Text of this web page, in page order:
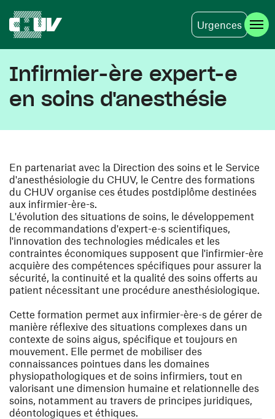
Urgences
Infirmier-ère expert-e
en soins d'anesthésie
En partenariat avec la Direction des soins et le Service
d'anesthésiologie du CHUV, le Centre des formations
du CHUV organise ces études postdiplôme destinées
aux infirmier-ère-s.
L'évolution des situations de soins, le développement
de recommandations d'expert-e-s scientifiques,
l'innovation des technologies médicales et les
contraintes économiques supposent que l'infirmier-ère
acquière des compétences spécifiques pour assurer la
sécurité, la continuité et la qualité des soins offerts au
patient nécessitant une procédure anesthésiologique.
Cette formation permet aux infirmier-ère-s de gérer de
manière réflexive des situations complexes dans un
contexte de soins aigus, spécifique et toujours en
mouvement. Elle permet de mobiliser des
connaissances pointues dans les domaines
physiopathologiques et de soins infirmiers, tout en
valorisant une dimension humaine et relationnelle des
soins, notamment au travers de principes juridiques,
déontologiques et éthiques.